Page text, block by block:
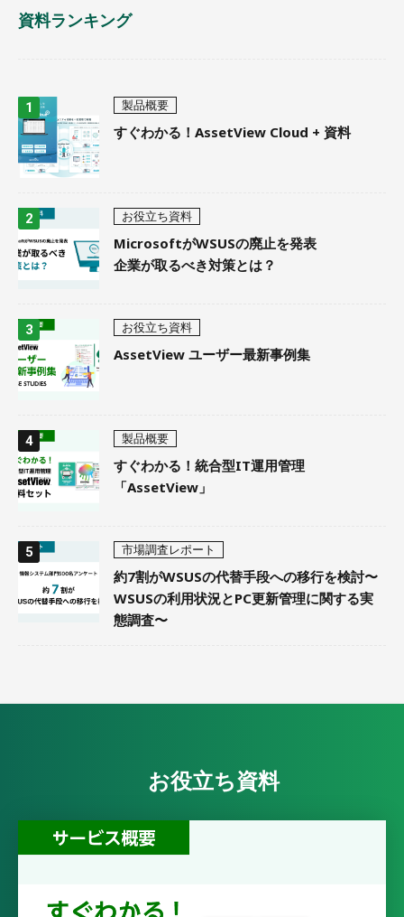
資料ランキング
製品概要
すぐわかる！AssetView Cloud + 資料
お役立ち資料
MicrosoftがWSUSの廃止を発表
企業が取るべき対策とは？
お役立ち資料
AssetView ユーザー最新事例集
製品概要
すぐわかる！統合型IT運用管理
「AssetView」
市場調査レポート
約7割がWSUSの代替手段への移行を検討〜
WSUSの利用状況とPC更新管理に関する実
態調査〜
お役立ち資料